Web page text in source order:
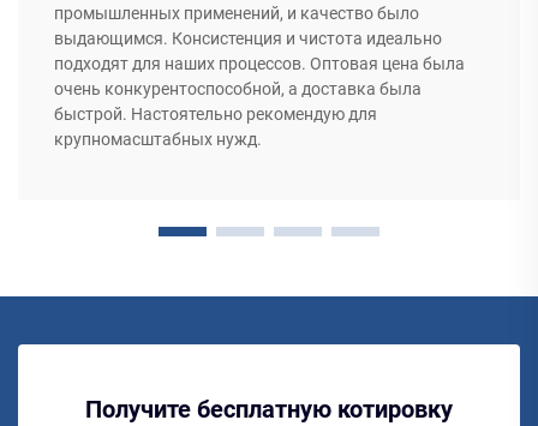
промышленных применений, и качество было
выдающимся. Консистенция и чистота идеально
подходят для наших процессов. Оптовая цена была
очень конкурентоспособной, а доставка была
быстрой. Настоятельно рекомендую для
крупномасштабных нужд.
Получите бесплатную котировку